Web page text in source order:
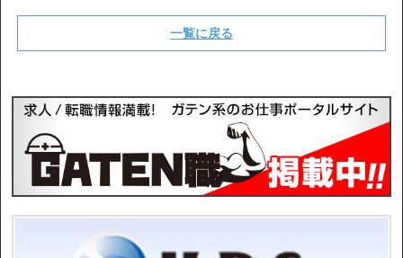
一覧に戻る